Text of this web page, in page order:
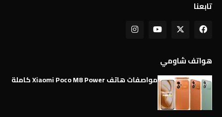
تابعنا
هواتف شاومي
مواصفات هاتف Xiaomi Poco M8 Power كاملة